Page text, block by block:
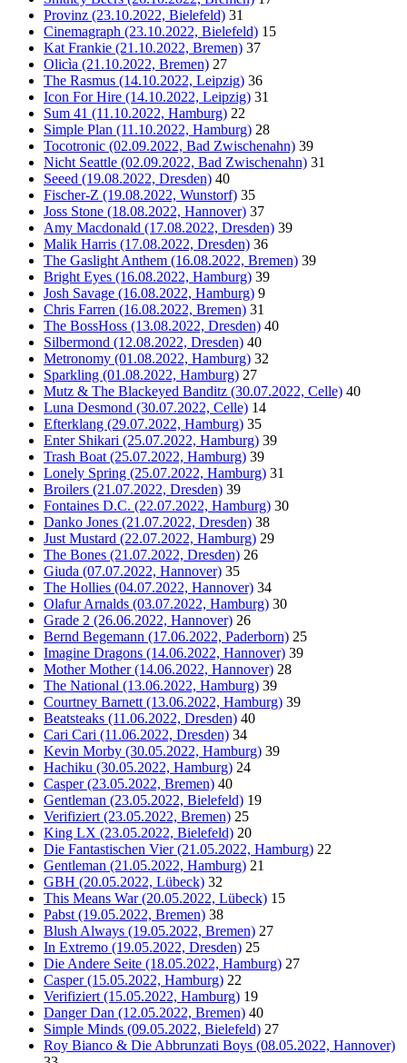
Provinz (23.10.2022, Bielefeld) 31
Cinemagraph (23.10.2022, Bielefeld) 15
Kat Frankie (21.10.2022, Bremen) 37
Olicìa (21.10.2022, Bremen) 27
The Rasmus (14.10.2022, Leipzig) 36
Icon For Hire (14.10.2022, Leipzig) 31
Sum 41 (11.10.2022, Hamburg) 22
Simple Plan (11.10.2022, Hamburg) 28
Tocotronic (02.09.2022, Bad Zwischenahn) 39
Nicht Seattle (02.09.2022, Bad Zwischenahn) 31
Seeed (19.08.2022, Dresden) 40
Fischer-Z (19.08.2022, Wunstorf) 35
Joss Stone (18.08.2022, Hannover) 37
Amy Macdonald (17.08.2022, Dresden) 39
Malik Harris (17.08.2022, Dresden) 36
The Gaslight Anthem (16.08.2022, Bremen) 39
Bright Eyes (16.08.2022, Hamburg) 39
Josh Savage (16.08.2022, Hamburg) 9
Chris Farren (16.08.2022, Bremen) 31
The BossHoss (13.08.2022, Dresden) 40
Silbermond (12.08.2022, Dresden) 40
Metronomy (01.08.2022, Hamburg) 32
Sparkling (01.08.2022, Hamburg) 27
Mutz & The Blackeyed Banditz (30.07.2022, Celle) 40
Luna Desmond (30.07.2022, Celle) 14
Efterklang (29.07.2022, Hamburg) 35
Enter Shikari (25.07.2022, Hamburg) 39
Trash Boat (25.07.2022, Hamburg) 39
Lonely Spring (25.07.2022, Hamburg) 31
Broilers (21.07.2022, Dresden) 39
Fontaines D.C. (22.07.2022, Hamburg) 30
Danko Jones (21.07.2022, Dresden) 38
Just Mustard (22.07.2022, Hamburg) 29
The Bones (21.07.2022, Dresden) 26
Giuda (07.07.2022, Hannover) 35
The Hollies (04.07.2022, Hannover) 34
Olafur Arnalds (03.07.2022, Hamburg) 30
Grade 2 (26.06.2022, Hannover) 26
Bernd Begemann (17.06.2022, Paderborn) 25
Imagine Dragons (14.06.2022, Hannover) 39
Mother Mother (14.06.2022, Hannover) 28
The National (13.06.2022, Hamburg) 39
Courtney Barnett (13.06.2022, Hamburg) 39
Beatsteaks (11.06.2022, Dresden) 40
Cari Cari (11.06.2022, Dresden) 34
Kevin Morby (30.05.2022, Hamburg) 39
Hachiku (30.05.2022, Hamburg) 24
Casper (23.05.2022, Bremen) 40
Gentleman (23.05.2022, Bielefeld) 19
Verifiziert (23.05.2022, Bremen) 25
King LX (23.05.2022, Bielefeld) 20
Die Fantastischen Vier (21.05.2022, Hamburg) 22
Gentleman (21.05.2022, Hamburg) 21
GBH (20.05.2022, Lübeck) 32
This Means War (20.05.2022, Lübeck) 15
Pabst (19.05.2022, Bremen) 38
Blush Always (19.05.2022, Bremen) 27
In Extremo (19.05.2022, Dresden) 25
Die Andere Seite (18.05.2022, Hamburg) 27
Casper (15.05.2022, Hamburg) 22
Verifiziert (15.05.2022, Hamburg) 19
Danger Dan (12.05.2022, Bremen) 40
Simple Minds (09.05.2022, Bielefeld) 27
Roy Bianco & Die Abbrunzati Boys (08.05.2022, Hannover)